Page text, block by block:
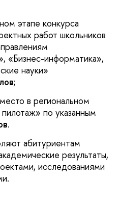
этапе конкурса
работ школьников
«Бизнес-информатика»,
науки»
;
в региональном
по указанным
.
абитуриентам
результаты,
исследованиями